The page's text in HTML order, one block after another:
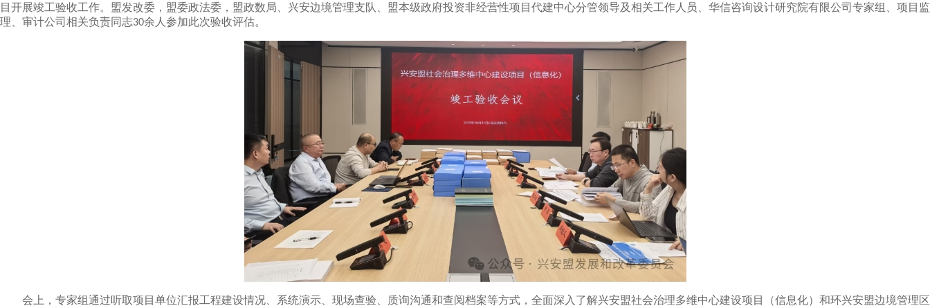
目开展竣工验收工作。盟发改委，盟委政法委，盟政数局、兴安边境管理支队、盟本级政府投资非经营性项目代建中心分管领导及相关工作人员、华信咨询设计研究院有限公司专家组、项目监
理、审计公司相关负责同志30余人参加此次验收评估。
会上，专家组通过听取项目单位汇报工程建设情况、系统演示、现场查验、质询沟通和查阅档案等方式，全面深入了解兴安盟社会治理多维中心建设项目（信息化）和环兴安盟边境管理区